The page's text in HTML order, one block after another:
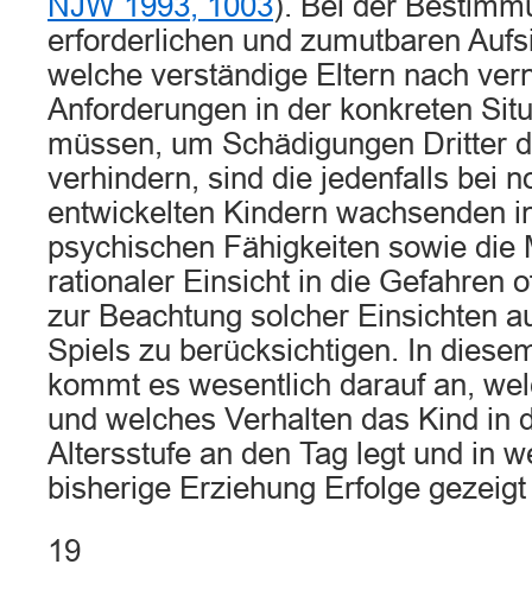
erforderlichen und zumutbaren
welche verständige Eltern nach
Anforderungen in der konkreten
müssen, um Schädigungen Dritter
verhindern, sind die jedenfalls bei
entwickelten Kindern wachsenden
psychischen Fähigkeiten sowie die
rationaler Einsicht in die Gefahren
zur Beachtung solcher Einsichten
Spiels zu berücksichtigen. In
kommt es wesentlich darauf an,
und welches Verhalten das Kind in
Altersstufe an den Tag legt und in
bisherige Erziehung Erfolge
19